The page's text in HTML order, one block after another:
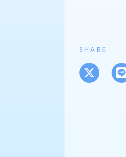
SHARE